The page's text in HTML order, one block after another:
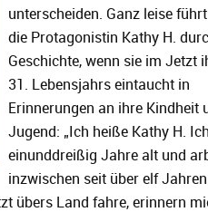
unterscheiden. Ganz leise
die Protagonistin Kathy H.
Geschichte, wenn sie im Jetzt
31. Lebensjahrs eintaucht in
Erinnerungen an ihre Kindheit
Jugend: „Ich heiße Kathy H.
einunddreißig Jahre alt und
inzwischen seit über elf
übers Land fahre, erinnern